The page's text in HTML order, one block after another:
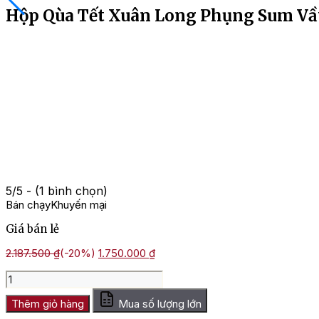
Hộp Qùa Tết Xuân Long Phụng Sum
5/5 - (1 bình chọn)
Bán chạyKhuyến mại
Giá bán lẻ
2.187.500₫(-20%) Giá
2.187.500 ₫.
1.750.000 ₫Giá
là:
1.750.000 ₫.
Hộp
Qùa
Tết
Thêm giỏ hàng Mua số lượng lớn